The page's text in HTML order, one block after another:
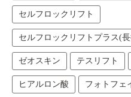
セルフロックリフト
セルフロックリフトプラス(長
ゼオスキン テスリフト
ヒアルロン酸 フォトフェ